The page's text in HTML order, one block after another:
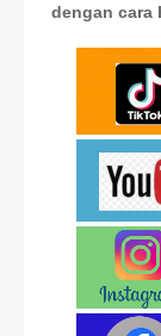
dengan cara